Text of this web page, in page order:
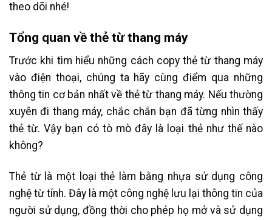
theo dõi nhé!
Tổng quan về thẻ từ thang máy
Trước khi tìm hiểu những cách copy thẻ từ thang máy
vào điện thoại, chúng ta hãy cùng điểm qua những
thông tin cơ bản nhất về thẻ từ thang máy. Nếu thường
xuyên đi thang máy, chắc chắn bạn đã từng nhìn thấy
thẻ từ. Vậy bạn có tò mò đây là loại thẻ như thế nào
không?
Thẻ từ là một loại thẻ làm bằng nhựa sử dụng công
nghệ từ tính. Đây là một công nghệ lưu lại thông tin của
người sử dụng, đồng thời cho phép họ mở và sử dụng